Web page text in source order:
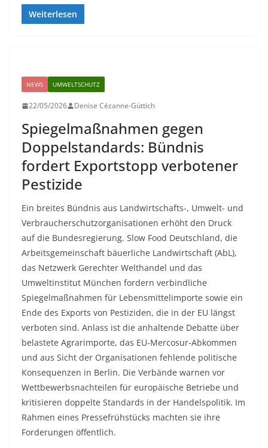
Weiterlesen
NEWS UMWELTSCHUTZ
22/05/2026 Denise Cézanne-Güttich
Spiegelmaßnahmen gegen
Doppelstandards: Bündnis
fordert Exportstopp verbotener
Pestizide
Ein breites Bündnis aus Landwirtschafts-, Umwelt- und
Verbraucherschutzorganisationen erhöht den Druck
auf die Bundesregierung. Slow Food Deutschland, die
Arbeitsgemeinschaft bäuerliche Landwirtschaft (AbL),
das Netzwerk Gerechter Welthandel und das
Umweltinstitut München fordern verbindliche
Spiegelmaßnahmen für Lebensmittelimporte sowie ein
Ende des Exports von Pestiziden, die in der EU längst
verboten sind. Anlass ist die anhaltende Debatte über
belastete Agrarimporte, das EU-Mercosur-Abkommen
und aus Sicht der Organisationen fehlende politische
Konsequenzen in Berlin. Die Verbände warnen vor
Wettbewerbsnachteilen für europäische Betriebe und
kritisieren doppelte Standards in der Handelspolitik. Im
Rahmen eines Pressefrühstücks machten sie ihre
Forderungen öffentlich.